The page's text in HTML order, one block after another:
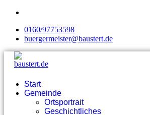
0160/97753598
buergermeister@baustert.de
Start
Gemeinde
Ortsportrait
Geschichtliches